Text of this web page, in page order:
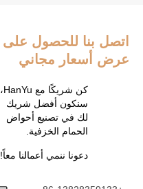
اتصل بنا للحصول على
عرض أسعار مجاني
كن شريكًا مع HanYu،
سنكون أفضل شريك
لك في تصنيع أحواض
الحمام الخزفية.
دعونا ننمي أعمالنا معاً!